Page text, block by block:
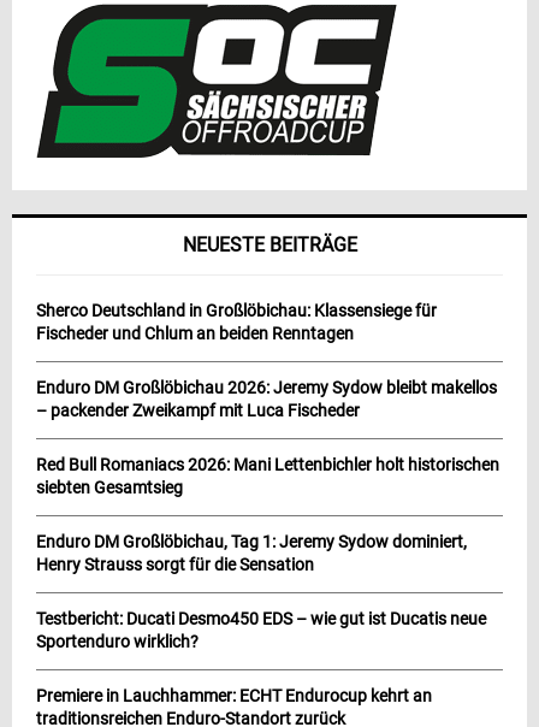
NEUESTE BEITRÄGE
Sherco Deutschland in Großlöbichau: Klassensiege für
Fischeder und Chlum an beiden Renntagen
Enduro DM Großlöbichau 2026: Jeremy Sydow bleibt makellos
– packender Zweikampf mit Luca Fischeder
Red Bull Romaniacs 2026: Mani Lettenbichler holt historischen
siebten Gesamtsieg
Enduro DM Großlöbichau, Tag 1: Jeremy Sydow dominiert,
Henry Strauss sorgt für die Sensation
Testbericht: Ducati Desmo450 EDS – wie gut ist Ducatis neue
Sportenduro wirklich?
Premiere in Lauchhammer: ECHT Endurocup kehrt an
traditionsreichen Enduro-Standort zurück